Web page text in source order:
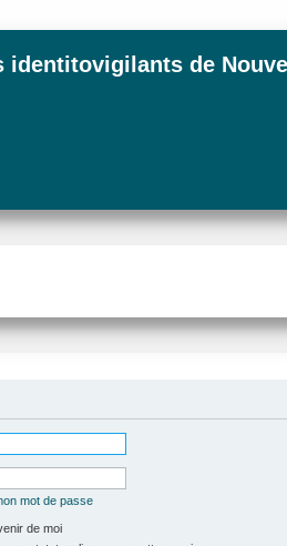
identitovigilants de
mot de passe
de moi